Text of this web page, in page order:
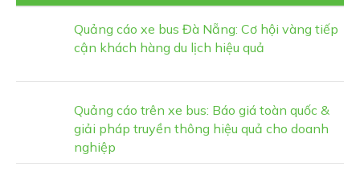
Quảng cáo xe bus Đà Nẵng: Cơ hội vàng tiếp
cận khách hàng du lịch hiệu quả
Quảng cáo trên xe bus: Báo giá toàn quốc &
giải pháp truyền thông hiệu quả cho doanh
nghiệp